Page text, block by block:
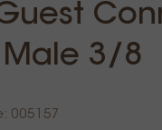
3/8
005157